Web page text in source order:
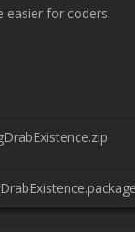
easier for coders.